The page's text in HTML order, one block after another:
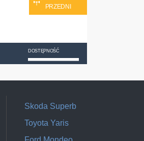
PRZEDNI
DOSTĘPNOŚĆ
Skoda Superb
Toyota Yaris